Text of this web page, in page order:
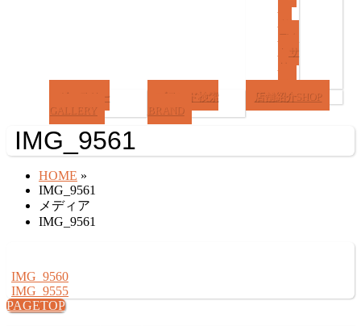
アク
セサ
リ
ー
ギャラリー
GALLERY
ブランド検索
BRAND
店舗紹介SHOP
IMG_9561
HOME »
IMG_9561
メディア
IMG_9561
IMG_9560
IMG_9555
PAGETOP